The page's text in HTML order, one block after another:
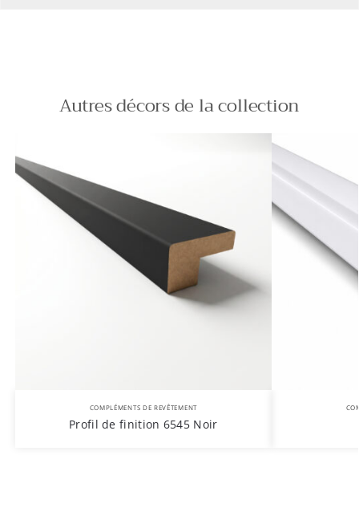
Autres décors de la collection
COMPLÉMENTS DE REVÊTEMENT
Profil de finition 6545 Noir